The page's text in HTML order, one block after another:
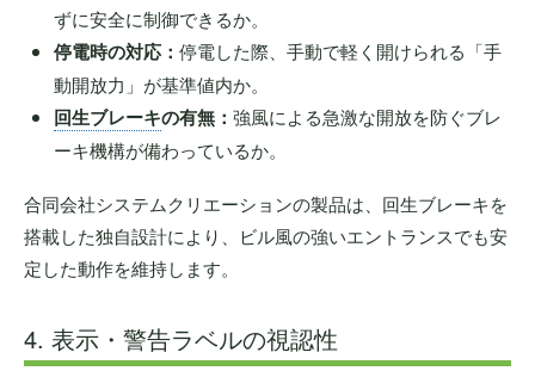
ずに安全に制御できるか。
停電時の対応： 停電した際、手動で軽く開けられる「手
動開放力」が基準値内か。
回生ブレーキの有無： 強風による急激な開放を防ぐブレ
ーキ機構が備わっているか。
合同会社システムクリエーションの製品は、回生ブレーキを
搭載した独自設計により、ビル風の強いエントランスでも安
定した動作を維持します。
4. 表示・警告ラベルの視認性